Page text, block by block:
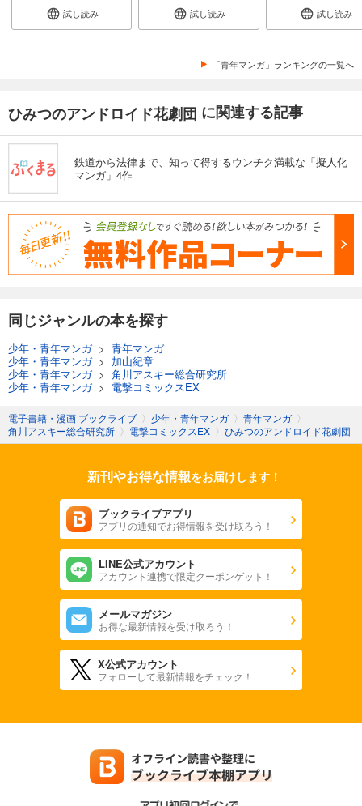
試し読み 試し読み 試し読み
「青年マンガ」ランキングの一覧へ
ひみつのアンドロイド花劇団 に関連する記事
鉄道から法律まで、知って得するウンチク満載な「擬人化
マンガ」4作
同じジャンルの本を探す
少年・青年マンガ> 青年マンガ
少年・青年マンガ> 加山紀章
少年・青年マンガ> 角川アスキー総合研究所
少年・青年マンガ> 電撃コミックスEX
電子書籍・漫画 ブックライブ 〉 少年・青年マンガ 〉 青年マンガ 〉
角川アスキー総合研究所 〉 電撃コミックスEX 〉 ひみつのアンドロイド花劇団
新刊やお得な情報をお届けします！
ブックライブアプリ
アプリの通知でお得情報を受け取ろう！
LINE公式アカウント
アカウント連携で限定クーポンゲット！
メールマガジン
お得な最新情報を受け取ろう！
X公式アカウント
フォローして最新情報をチェック！